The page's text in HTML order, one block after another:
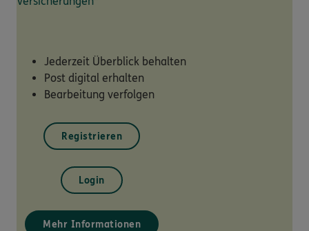
Jederzeit Überblick behalten
Post digital erhalten
Bearbeitung verfolgen
Registrieren
Login
Mehr Informationen